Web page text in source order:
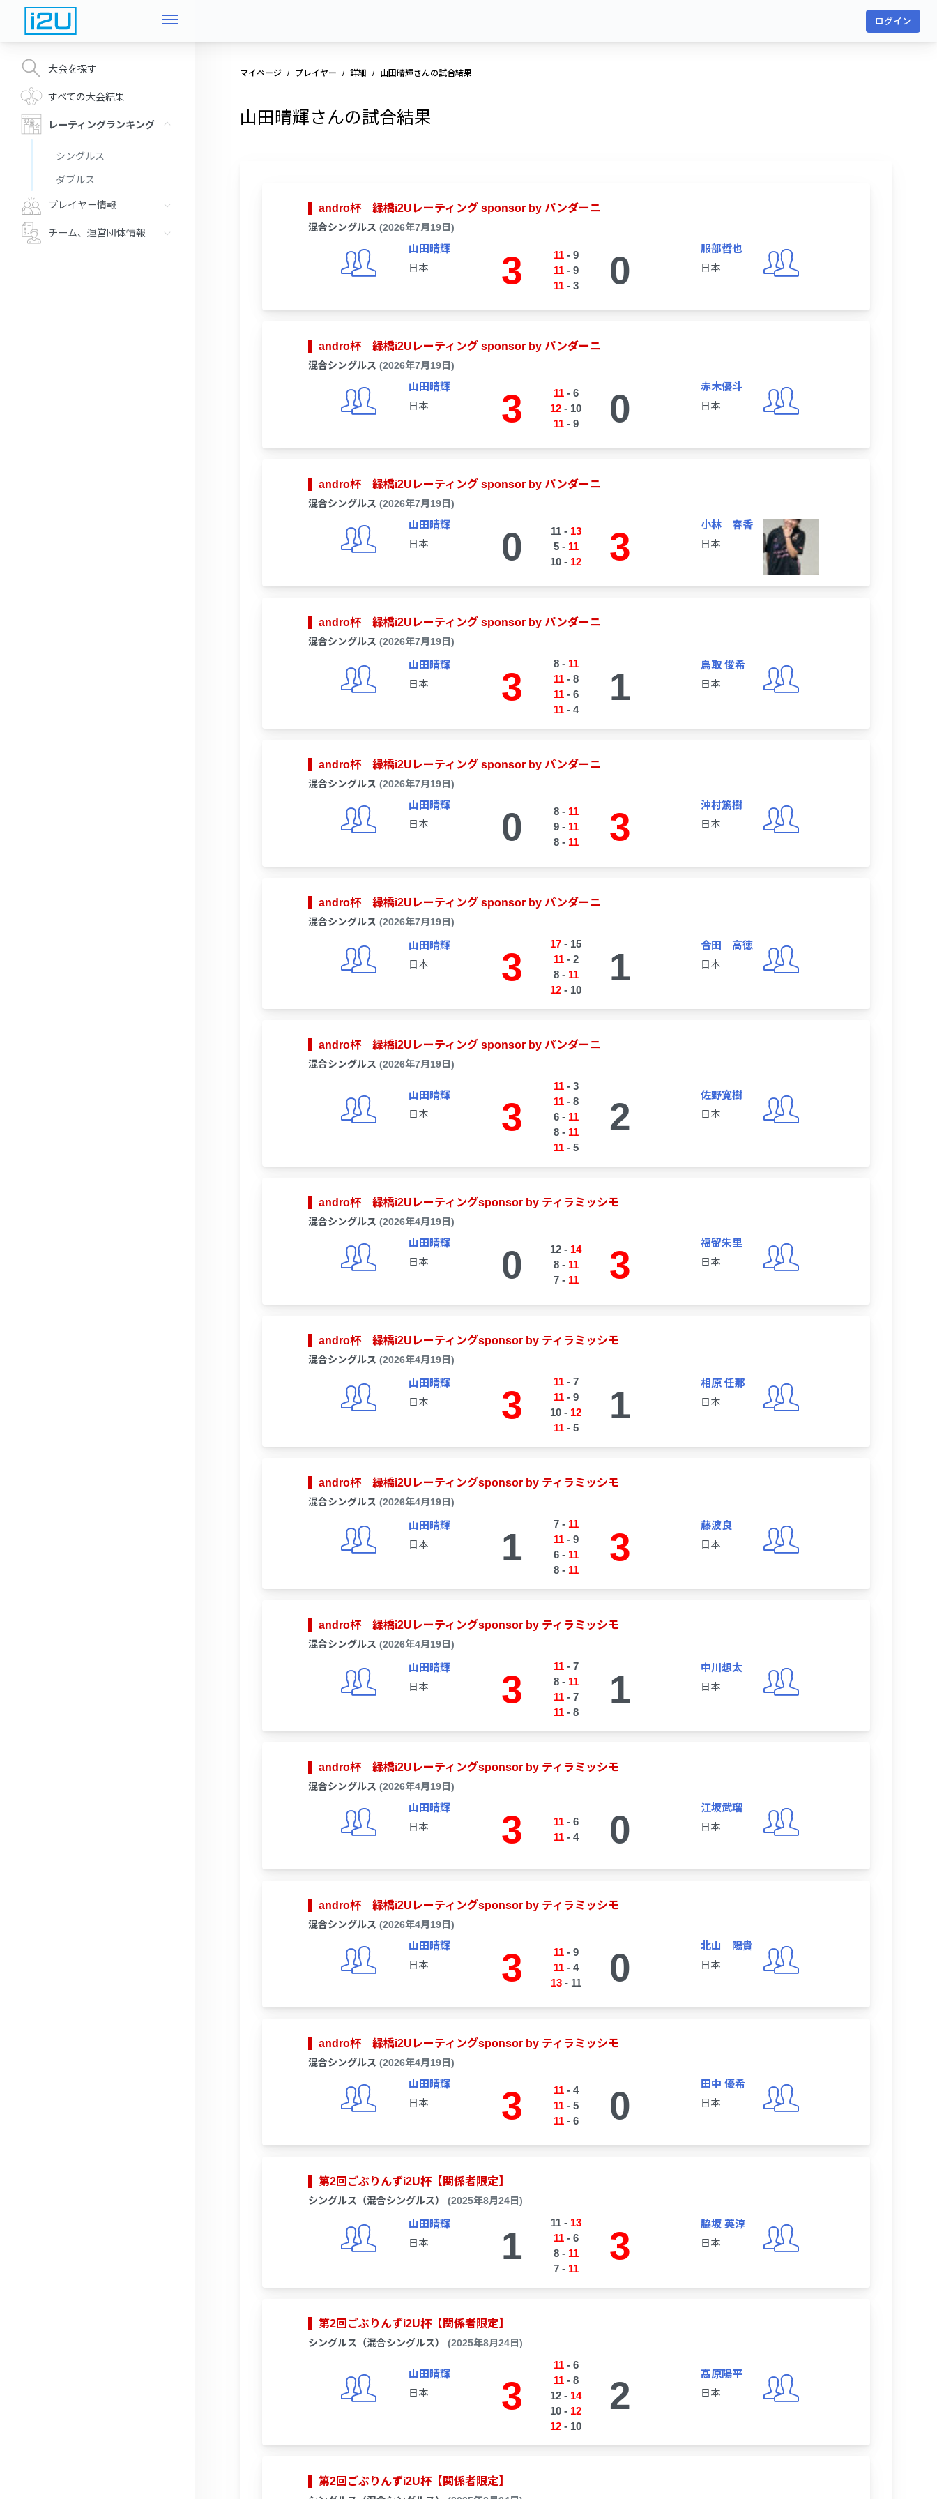
ログイン
大会を探す
すべての大会結果
レーティングランキング
シングルス
ダブルス
プレイヤー情報
チーム、運営団体情報
マイページ プレイヤー 詳細 山田晴輝さんの試合結果
山田晴輝さんの試合結果
andro杯 緑橋i2Uレーティング sponsor by パンダーニ
混合シングルス (2026年7月19日)
山田晴輝
日本 3 11- 9
11- 9
11- 3 0
服部哲也
日本
andro杯 緑橋i2Uレーティング sponsor by パンダーニ
混合シングルス (2026年7月19日)
山田晴輝
日本 3 11- 6
12 - 10
11- 9 0
赤木優斗
日本
andro杯 緑橋i2Uレーティング sponsor by パンダーニ
混合シングルス (2026年7月19日)
山田晴輝
日本 0 11- 13
5- 11
10 - 12 3
小林 春香
日本
andro杯 緑橋i2Uレーティング sponsor by パンダーニ
混合シングルス (2026年7月19日)
山田晴輝
日本 3
8- 11
11- 8
11- 6
11- 4
1
鳥取 俊希
日本
andro杯 緑橋i2Uレーティング sponsor by パンダーニ
混合シングルス (2026年7月19日)
山田晴輝
日本 0 8- 11
9- 11
8- 11 3
沖村篤樹
日本
andro杯 緑橋i2Uレーティング sponsor by パンダーニ
混合シングルス (2026年7月19日)
山田晴輝
日本 3
17 - 15
11- 2
8- 11
12 - 10
1
合田 高徳
日本
andro杯 緑橋i2Uレーティング sponsor by パンダーニ
混合シングルス (2026年7月19日)
山田晴輝
日本 3
11- 3
11- 8
6- 11
8- 11
11- 5
2
佐野寛樹
日本
andro杯 緑橋i2Uレーティングsponsor by ティラミッシモ
混合シングルス (2026年4月19日)
山田晴輝
日本 0 12 - 14
8- 11
7- 11 3
福留朱里
日本
andro杯 緑橋i2Uレーティングsponsor by ティラミッシモ
混合シングルス (2026年4月19日)
山田晴輝
日本 3
11- 7
11- 9
10 - 12
11- 5
1
相原 任那
日本
andro杯 緑橋i2Uレーティングsponsor by ティラミッシモ
混合シングルス (2026年4月19日)
山田晴輝
日本 1
7- 11
11- 9
6- 11
8- 11
3
藤波良
日本
andro杯 緑橋i2Uレーティングsponsor by ティラミッシモ
混合シングルス (2026年4月19日)
山田晴輝
日本 3
11- 7
8- 11
11- 7
11- 8
1
中川想太
日本
andro杯 緑橋i2Uレーティングsponsor by ティラミッシモ
混合シングルス (2026年4月19日)
山田晴輝
日本 3 11- 6
11- 4 0
江坂武瑠
日本
andro杯 緑橋i2Uレーティングsponsor by ティラミッシモ
混合シングルス (2026年4月19日)
山田晴輝
日本 3 11- 9
11- 4
13- 11 0
北山 陽貴
日本
andro杯 緑橋i2Uレーティングsponsor by ティラミッシモ
混合シングルス (2026年4月19日)
山田晴輝
日本 3 11- 4
11- 5
11- 6 0
田中 優希
日本
第2回ごぶりんずi2U杯【関係者限定】
シングルス（混合シングルス） (2025年8月24日)
山田晴輝
日本 1
11- 13
11- 6
8- 11
7- 11
3
脇坂 英淳
日本
第2回ごぶりんずi2U杯【関係者限定】
シングルス（混合シングルス） (2025年8月24日)
山田晴輝
日本 3
11- 6
11- 8
12 - 14
10 - 12
12 - 10
2
髙原陽平
日本
第2回ごぶりんずi2U杯【関係者限定】